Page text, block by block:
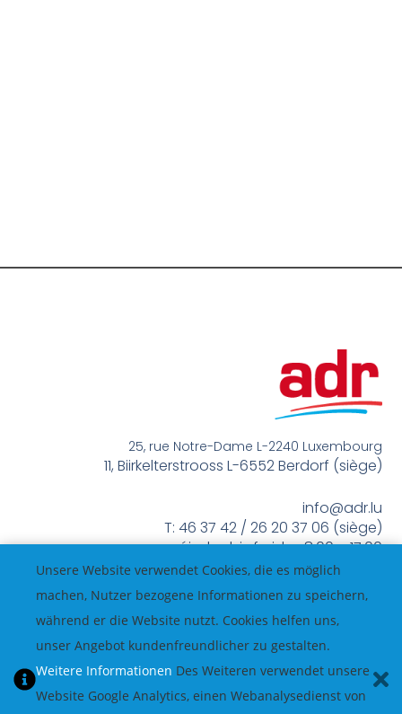
25, rue Notre-Dame L-2240 Luxembourg
11, Biirkelterstrooss L-6552 Berdorf (siège)
info@adr.lu
T: 46 37 42 / 26 20 37 06 (siège)
méindes bis freides 8:00 – 17:00
Unsere Website verwendet Cookies, die es möglich
machen, Nutzer bezogene Informationen zu speichern,
während er die Website nutzt. Cookies helfen uns,
unser Angebot kundenfreundlicher zu gestalten.
Weitere Informationen Des Weiteren verwendet unsere
Website Google Analytics, einen Webanalysedienst von